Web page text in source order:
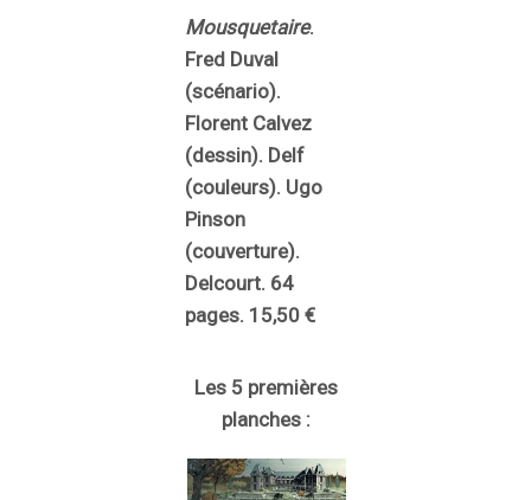
Mousquetaire.
Fred Duval
(scénario).
Florent Calvez
(dessin). Delf
(couleurs). Ugo
Pinson
(couverture).
Delcourt. 64
pages. 15,50 €
Les 5 premières
planches :